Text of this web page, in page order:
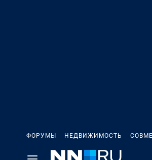
ФОРУМЫ НЕДВИЖИМОСТЬ